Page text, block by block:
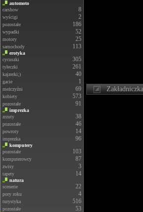
automoto
carshow
8
wyścigi 2
pozostałe 186
wypadki 52
motory 25
samochody 113
erotyka
cycuszki
305
tyłeczki 261
kajzerki;) 40
gacie 1
meżczyźni 69
kobiety 573
pozostałe 91
imprezka
zrzuty
38
pozostałe 46
powroty 14
imprezka 96
komputery
pozostałe
103
komputerowcy 87
zwisy 3
tapety 14
natura
scenerie
22
pory roku 4
turystyka 516
pozostałe 53
Zakładniczka